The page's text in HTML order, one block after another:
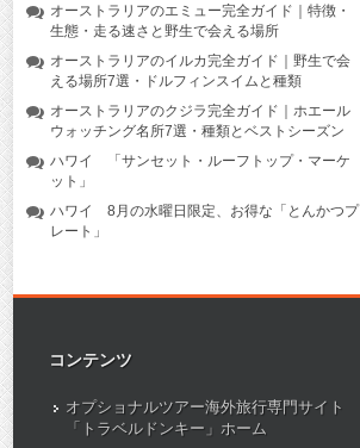
オーストラリアのエミュー完全ガイド｜特徴・
生態・走る速さと野生で会える場所
オーストラリアのイルカ完全ガイド｜野生で会
える場所7選・ドルフィンスイムと種類
オーストラリアのクジラ完全ガイド｜ホエール
ウォッチング名所7選・種類とベストシーズン
ハワイ 「サンセット・ルーフトップ・マーケ
ット」
ハワイ 8月の水曜日限定、お得な「とんかつプ
レート」
コンテンツ
オプショナルツアー海外旅行専門サイト
「トラベルドンキー」ホーム